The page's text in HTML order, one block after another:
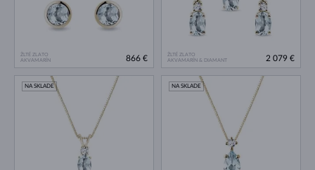
ŽLTÉ ZLATO
AKVAMARÍN
866 €
ŽLTÉ ZLATO
AKVAMARÍN & DIAMANT
2 079 €
NA SKLADE NA SKLADE